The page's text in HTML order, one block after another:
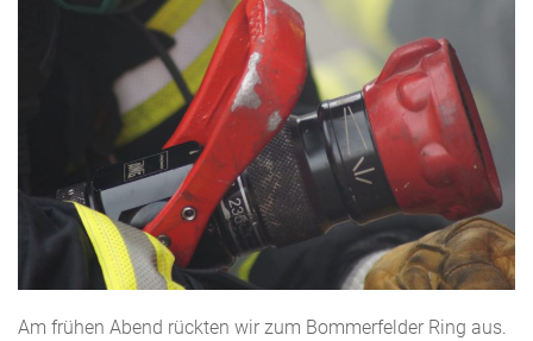
Am frühen Abend rückten wir zum Bommerfelder Ring aus.